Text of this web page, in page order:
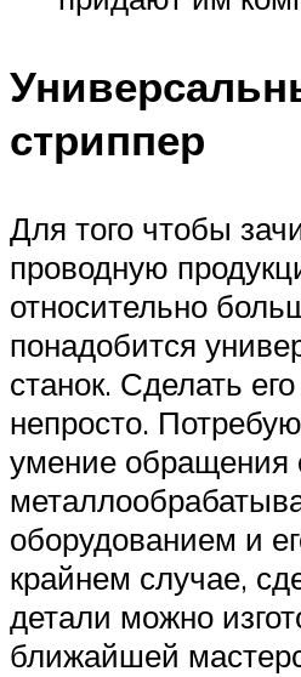
стриппер
Для того чтобы
проводную
относительно
понадобится
станок. Сделать
непросто.
умение обращения
оборудованием и
крайнем случае,
детали можно
ближайшей